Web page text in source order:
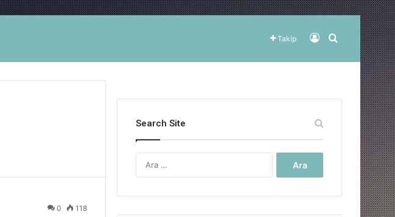
Takip Kayıt OlArama yap
0 118
Search Site